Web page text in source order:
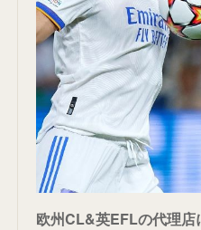
欧州CL&英EFLの代理店